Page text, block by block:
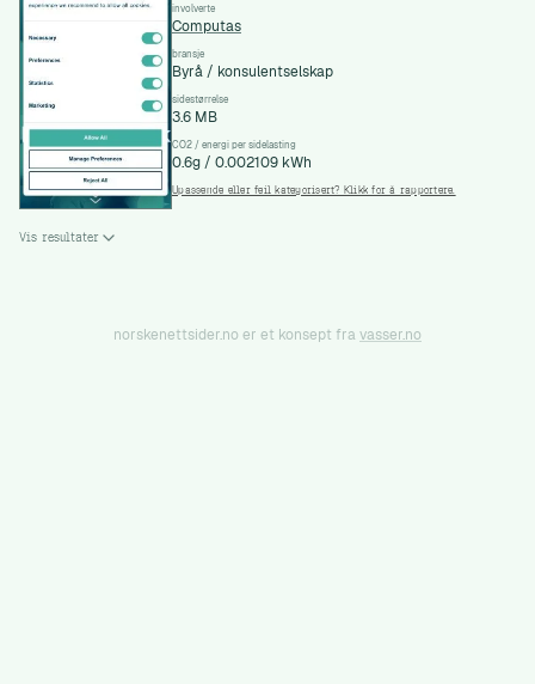
involverte
Computas
bransje
Byrå / konsulentselskap
sidestørrelse
3.6 MB
CO2 / energi per sidelasting
0.6g / 0.002109 kWh
Upassende eller feil kategorisert? Klikk for å rapportere.
Vis resultater
norskenettsider.no er et konsept fravasser.no